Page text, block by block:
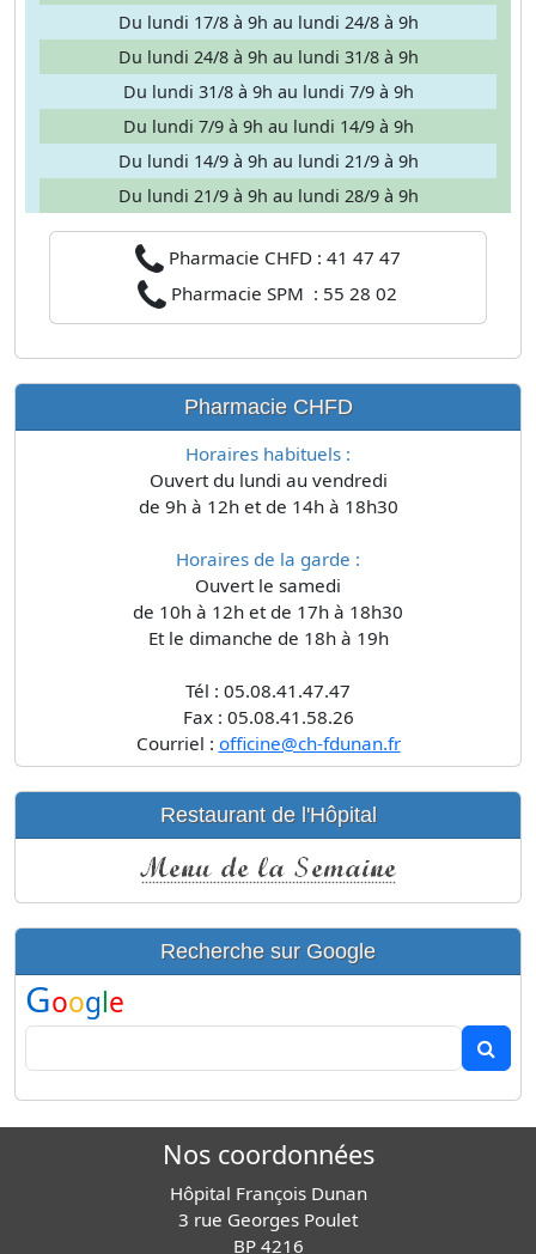
Du lundi 17/8 à 9h au lundi 24/8 à 9h
Du lundi 24/8 à 9h au lundi 31/8 à 9h
Du lundi 31/8 à 9h au lundi 7/9 à 9h
Du lundi 7/9 à 9h au lundi 14/9 à 9h
Du lundi 14/9 à 9h au lundi 21/9 à 9h
Du lundi 21/9 à 9h au lundi 28/9 à 9h
Pharmacie CHFD : 41 47 47
Pharmacie SPM : 55 28 02
Pharmacie CHFD
Horaires habituels :
Ouvert du lundi au vendredi
de 9h à 12h et de 14h à 18h30
Horaires de la garde :
Ouvert le samedi
de 10h à 12h et de 17h à 18h30
Et le dimanche de 18h à 19h
Tél : 05.08.41.47.47
Fax : 05.08.41.58.26
Courriel : officine@ch-fdunan.fr
Restaurant de l'Hôpital
Recherche sur Google
Google
Nos coordonnées
Hôpital François Dunan
3 rue Georges Poulet
BP 4216